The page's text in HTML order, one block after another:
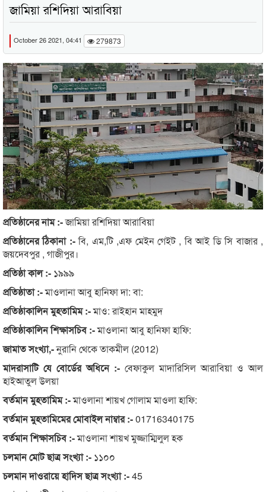
জামিয়া রশিদিয়া আরাবিয়া
October 26 2021, 04:41 279873
প্রতিষ্ঠানের নাম :-জামিয়া রশিদিয়া আরাবিয়া
প্রতিষ্ঠানের ঠিকানা :-বি, এম,টি ,এফ মেইন গেইট , বি আই ডি সি বাজার ,
জয়দেবপুর , গাজীপুর।
প্রতিষ্ঠা কাল :- ১৯৯৯
প্রতিষ্ঠাতা :-মাওলানা আবু হানিফা দা: বা:
প্রতিষ্ঠাকালিন মুহতামিম :-মাও: রাইহান মাহমুদ
প্রতিষ্ঠাকালিন শিক্ষাসচিব :-মাওলানা আবু হানিফা হাফি:
জামাত সংখ্যা,-নুরানি থেকে তাকমীল (2012)
মাদরাসাটি যে বোর্ডের অধিনে :- বেফাকুল মাদারিসিল আরাবিয়া ও আল
হাইআতুল উলয়া
বর্তমান মুহতামিম :-মাওলানা শায়খ গোলাম মাওলা হাফি:
বর্তমান মুহতামিমের মোবাইল নাম্বার :-01716340175
বর্তমান শিক্ষাসচিব :-মাওলানা শায়খ মুজ্জাম্মিলুল হক
চলমান মোট ছাত্র সংখ্যা :- ১১০০
চলমান দাওরায়ে হাদিস ছাত্র সংখ্যা :-45